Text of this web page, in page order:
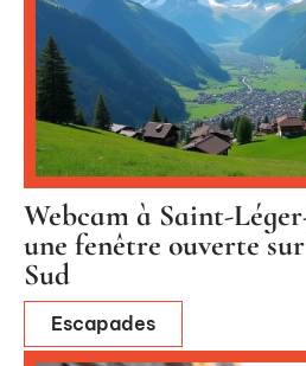
Webcam à Saint-
une fenêtre ouverte
Sud
Escapades